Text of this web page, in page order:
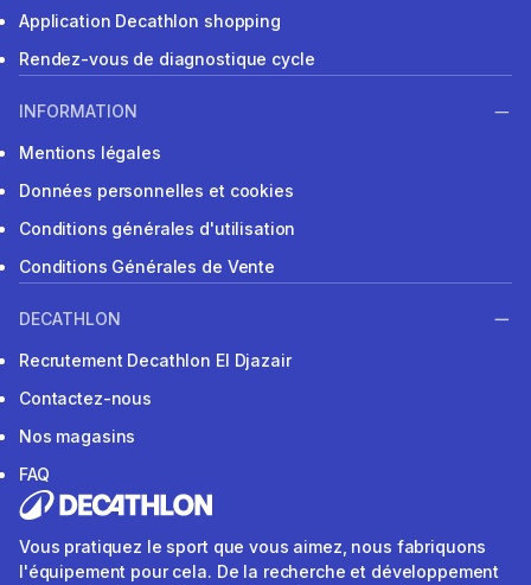
Application Decathlon shopping
Rendez-vous de diagnostique cycle
INFORMATION
Mentions légales
Données personnelles et cookies
Conditions générales d'utilisation
Conditions Générales de Vente
DECATHLON
Recrutement Decathlon El Djazair
Contactez-nous
Nos magasins
FAQ
Vous pratiquez le sport que vous aimez, nous fabriquons
l'équipement pour cela. De la recherche et développement